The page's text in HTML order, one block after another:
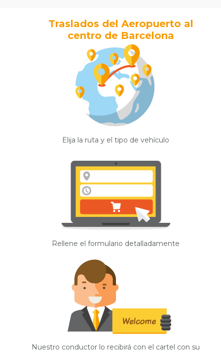
Traslados del Aeropuerto al
centro de Barcelona
Elija la ruta y el tipo de vehículo
Rellene el formulario detalladamente
Nuestro conductor lo recibirá con el cartel con su